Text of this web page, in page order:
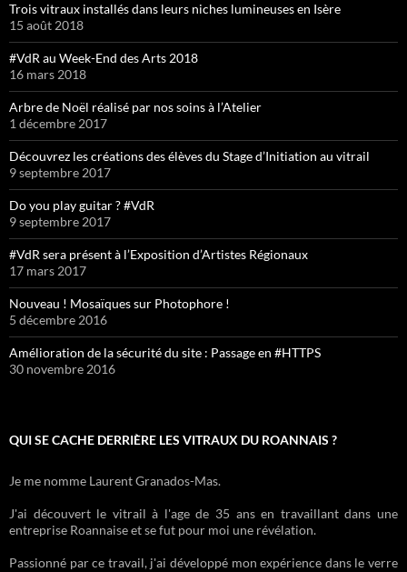
Trois vitraux installés dans leurs niches lumineuses en Isère
15 août 2018
#VdR au Week-End des Arts 2018
16 mars 2018
Arbre de Noël réalisé par nos soins à l’Atelier
1 décembre 2017
Découvrez les créations des élèves du Stage d’Initiation au vitrail
9 septembre 2017
Do you play guitar ? #VdR
9 septembre 2017
#VdR sera présent à l’Exposition d’Artistes Régionaux
17 mars 2017
Nouveau ! Mosaïques sur Photophore !
5 décembre 2016
Amélioration de la sécurité du site : Passage en #HTTPS
30 novembre 2016
QUI SE CACHE DERRIÈRE LES VITRAUX DU ROANNAIS ?
Je me nomme Laurent Granados-Mas.
J'ai découvert le vitrail à l'age de 35 ans en travaillant dans une
entreprise Roannaise et se fut pour moi une révélation.
Passionné par ce travail, j'ai développé mon expérience dans le verre